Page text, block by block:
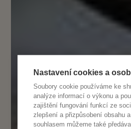
Nastavení cookies a
Soubory cookie používáme ke
analýze informací o výkonu a
zajištění fungování funkcí ze
zlepšení a přizpůsobení obsahu
souhlasem můžeme také